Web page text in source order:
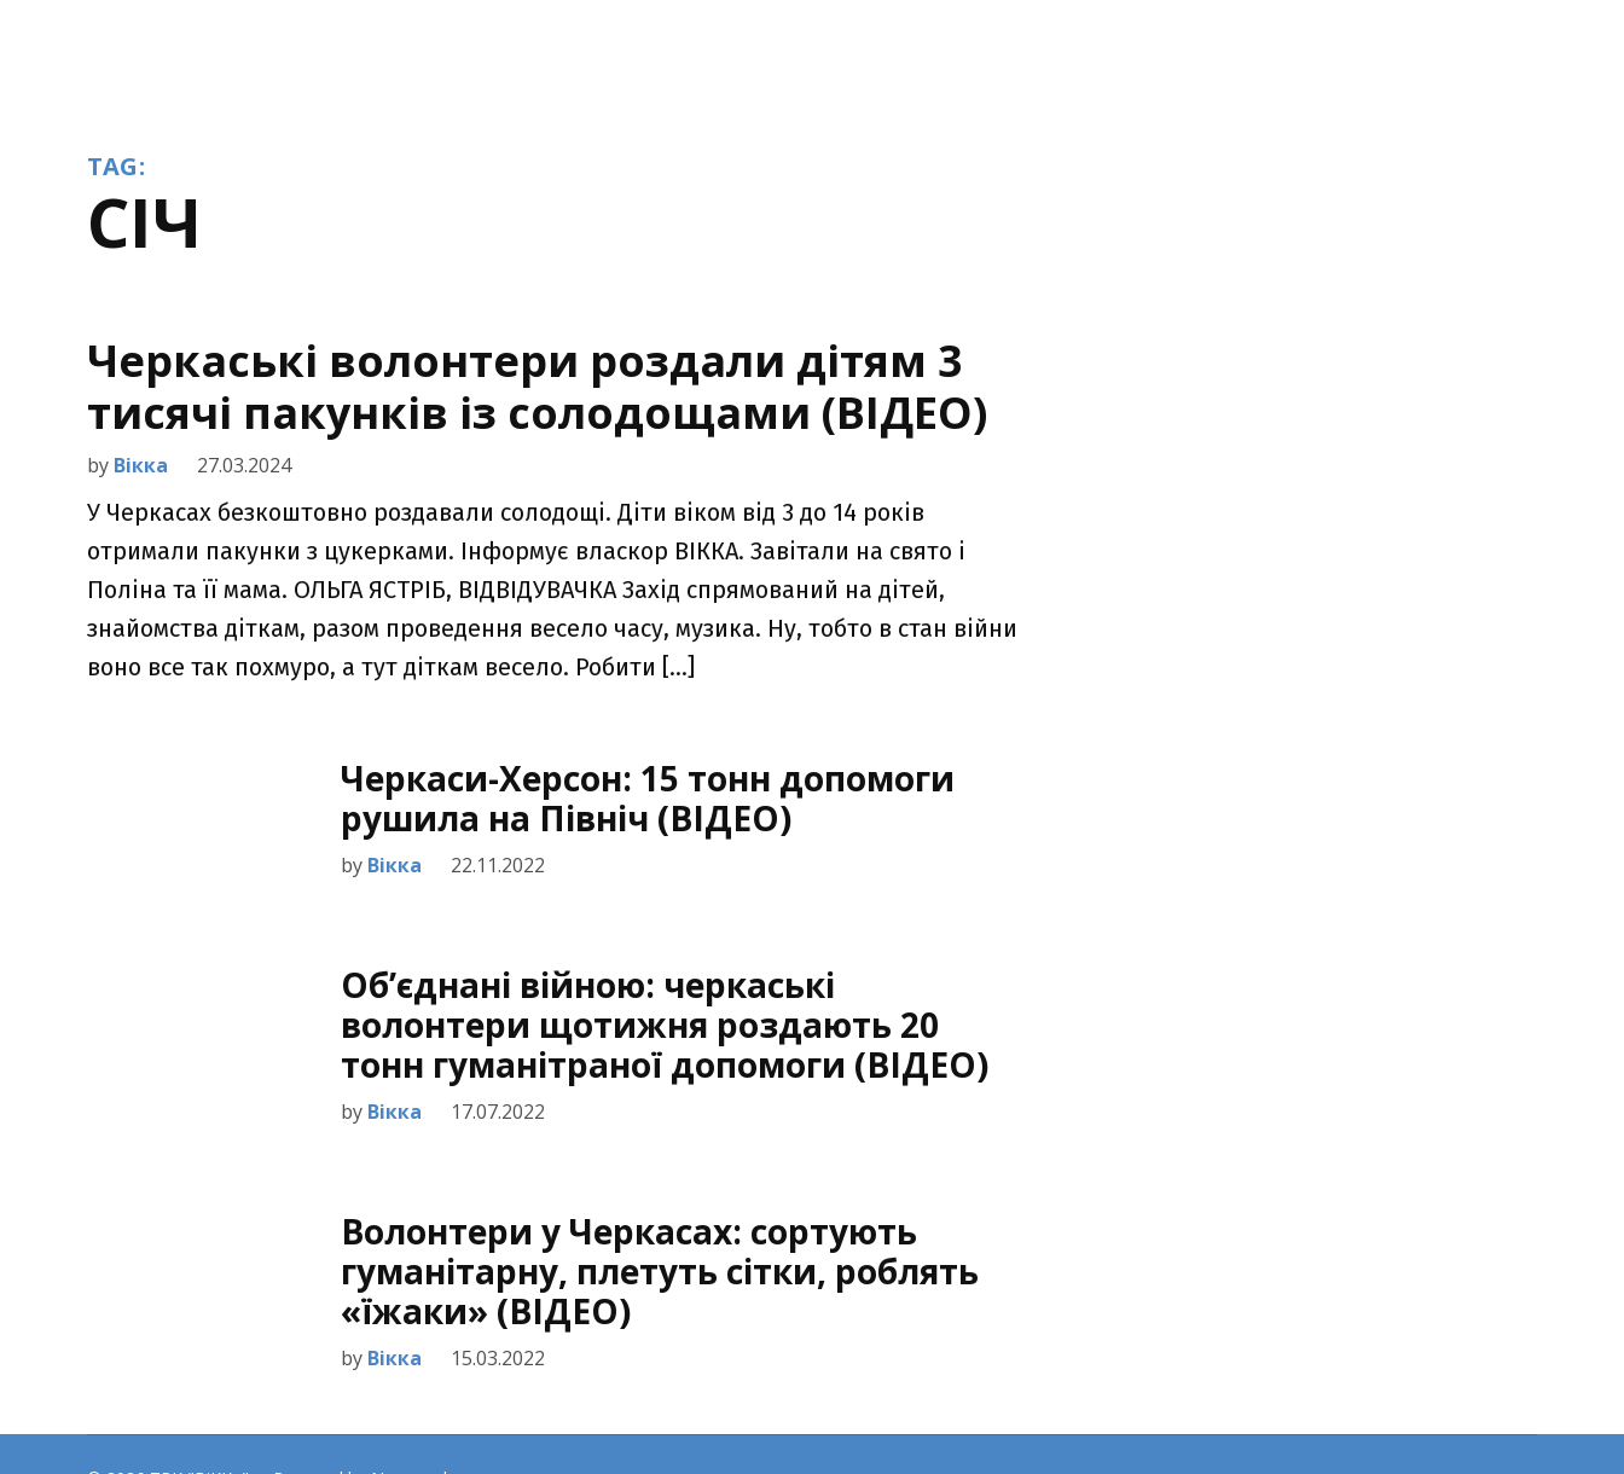
TAG:
СІЧ
Черкаські волонтери роздали дітям 3
тисячі пакунків із солодощами (ВІДЕО)
by Вікка 27.03.2024
У Черкасах безкоштовно роздавали солодощі. Діти віком від 3 до 14 років
отримали пакунки з цукерками. Інформує власкор ВІККА. Завітали на свято і
Поліна та її мама. ОЛЬГА ЯСТРІБ, ВІДВІДУВАЧКА Захід спрямований на дітей,
знайомства діткам, разом проведення весело часу, музика. Ну, тобто в стан війни
воно все так похмуро, а тут діткам весело. Робити […]
Черкаси-Херсон: 15 тонн допомоги
рушила на Північ (ВІДЕО)
by Вікка 22.11.2022
Об’єднані війною: черкаські
волонтери щотижня роздають 20
тонн гуманітраної допомоги (ВІДЕО)
by Вікка 17.07.2022
Волонтери у Черкасах: сортують
гуманітарну, плетуть сітки, роблять
«їжаки» (ВІДЕО)
by Вікка 15.03.2022